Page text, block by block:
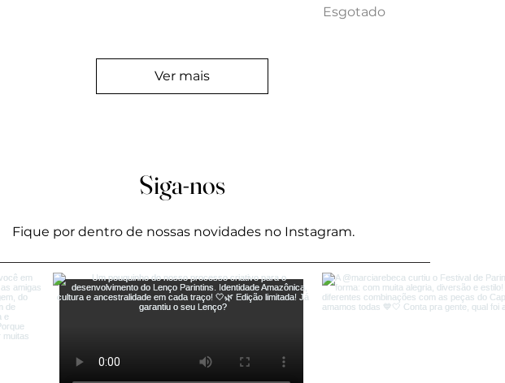
Esgotado
Ver mais
Siga-nos
Fique por dentro de nossas novidades no Instagram.